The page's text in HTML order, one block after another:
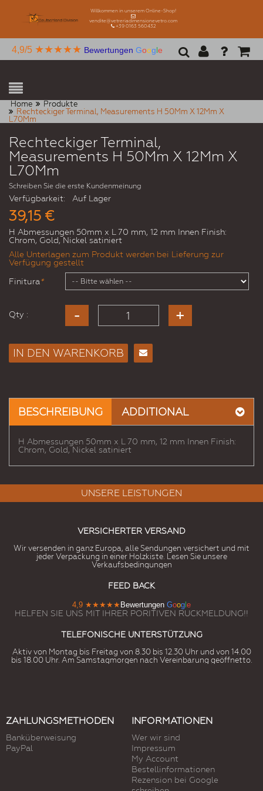
Willkommen in unserem Online-Shop!
vendite@vetreriadimensionevetro.com
+39 0163 560432
4,9/5 ★★★★★ Bewertungen Google
Home
Produkte
Rechteckiger Terminal, Measurements H 50Mm X 12Mm X
L70Mm
Rechteckiger Terminal,
Measurements H 50Mm X 12Mm X
L70Mm
Schreiben Sie die erste Kundenmeinung
Verfügbarkeit: Auf Lager
39,15 €
H Abmessungen 50mm x L 70 mm, 12 mm Innen Finish:
Chrom, Gold, Nickel satiniert
Alle Unterlagen zum Produkt werden bei Lieferung zur
Verfügung gestellt
*
Finitura
Qty :
IN DEN WARENKORB
Freund
BESCHREIBUNG ADDITIONAL
H Abmessungen 50mm x L 70 mm, 12 mm Innen Finish:
Chrom, Gold, Nickel satiniert
UNSERE LEISTUNGEN
VERSICHERTER VERSAND
Wir versenden in ganz Europa, alle Sendungen versichert und mit
jeder Verpackung in einer Holzkiste. Lesen Sie unsere
Verkaufsbedingungen
FEED BACK
4,9 ★★★★★ Bewertungen Goog e
HELFEN SIE UNS MIT IHRER PORITIVEN RUCKMELDUNG!!
TELEFONISCHE UNTERSTÜTZUNG
Aktiv von Montag bis Freitag von 8.30 bis 12.30 Uhr und von 14.00
bis 18.00 Uhr. Am Samstagmorgen nach Vereinbarung geöffnetto.
ZAHLUNGSMETHODEN
Banküberweisung
PayPal
INFORMATIONEN
Wer wir sind
Impressum
My Account
Bestellinformationen
Rezension bei Google